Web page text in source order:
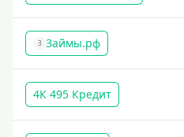
З Займы.рф
4К 495 Кредит